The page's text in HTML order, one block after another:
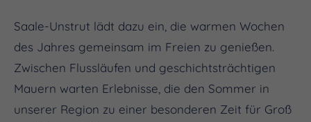
Saale-Unstrut lädt dazu ein, die warmen Wochen
des Jahres gemeinsam im Freien zu genießen.
Zwischen Flussläufen und geschichtsträchtigen
Mauern warten Erlebnisse, die den Sommer in
unserer Region zu einer besonderen Zeit für Groß